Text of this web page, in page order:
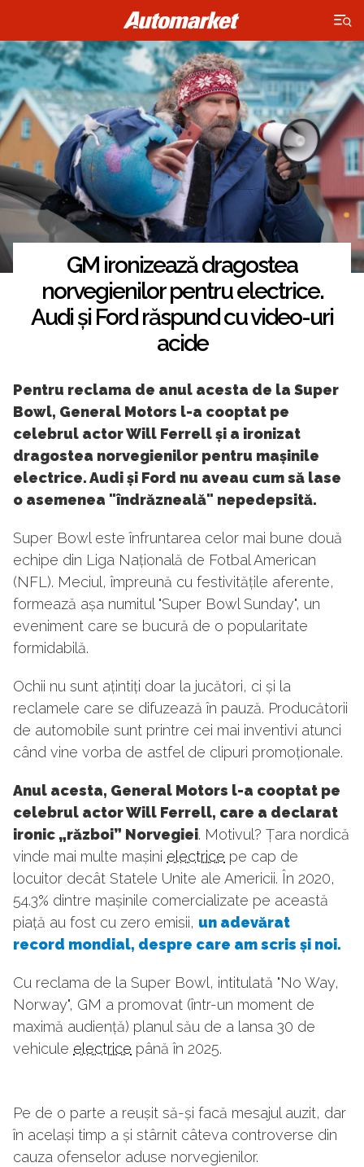
×
GM ironizează dragostea
norvegienilor pentru electrice.
Audi și Ford răspund cu video-uri
acide
Pentru reclama de anul acesta de la Super
Bowl, General Motors l-a cooptat pe
celebrul actor Will Ferrell și a ironizat
dragostea norvegienilor pentru mașinile
electrice. Audi și Ford nu aveau cum să lase
o asemenea "îndrăzneală" nepedepsită.
Super Bowl este înfruntarea celor mai bune două
echipe din Liga Națională de Fotbal American
(NFL). Meciul, împreună cu festivitățile aferente,
formează așa numitul "Super Bowl Sunday", un
eveniment care se bucură de o popularitate
formidabilă.
Ochii nu sunt ațintiți doar la jucători, ci și la
reclamele care se difuzează în pauză. Producătorii
de automobile sunt printre cei mai inventivi atunci
când vine vorba de astfel de clipuri promoționale.
Anul acesta, General Motors l-a cooptat pe
celebrul actor Will Ferrell, care a declarat
ironic „război” Norvegiei. Motivul? Țara nordică
vinde mai multe mașini electrice pe cap de
locuitor decât Statele Unite ale Americii. În 2020,
54.3% dintre mașinile comercializate pe această
piață au fost cu zero emisii, un adevărat
record mondial, despre care am scris și noi.
Cu reclama de la Super Bowl, intitulată "No Way,
Norway", GM a promovat (într-un moment de
maximă audiență) planul său de a lansa 30 de
vehicule electrice până în 2025.
Pe de o parte a reușit să-și facă mesajul auzit, dar
în același timp a și stârnit câteva controverse din
cauza ofenselor aduse norvegienilor.